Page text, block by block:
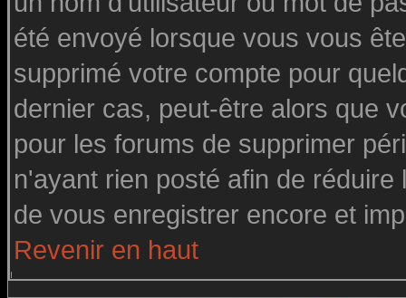
été envoyé lorsque vous vous
supprimé votre compte pour
dernier cas, peut-être alors que
pour les forums de supprimer
n'ayant rien posté afin de
de vous enregistrer encore et
Revenir en haut